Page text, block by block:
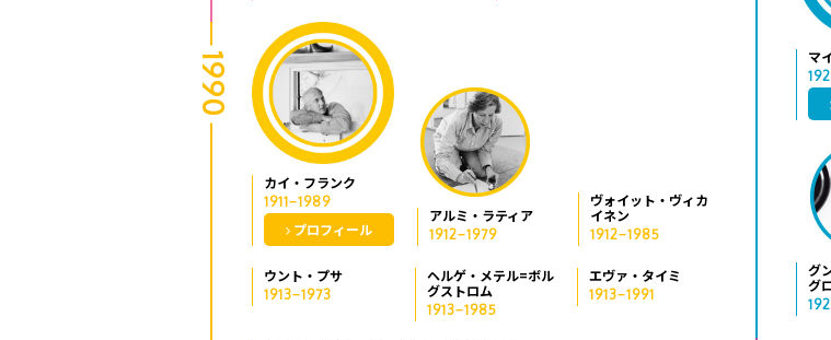
1990
カイ・フランク
1911−1989
プロフィール
アルミ・ラティア
1912−1979
ヴォイット・ヴィカ
イネン
1912−1985
ウント・プサ
1913−1973
ヘルゲ・メテル=ボル
グストロム
1913−1985
エヴァ・タイミ
1913−1991
マ
グ
グ